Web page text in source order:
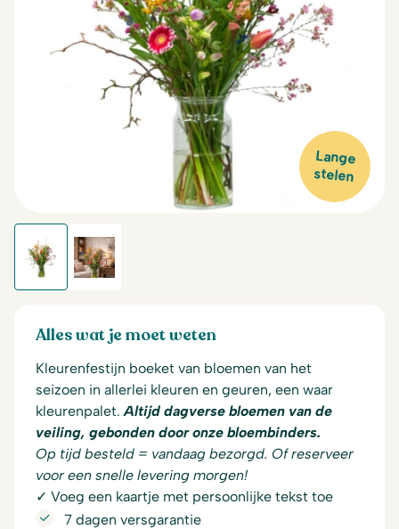
Lange
stelen
Alles wat je moet weten
Kleurenfestijn boeket van bloemen van het
seizoen in allerlei kleuren en geuren, een waar
kleurenpalet.Altijd dagverse bloemen van de
veiling, gebonden door onze bloembinders.
Op tijd besteld = vandaag bezorgd. Of reserveer
voor een snelle levering morgen!
✓ Voeg een kaartje met persoonlijke tekst toe
7 dagen versgarantie